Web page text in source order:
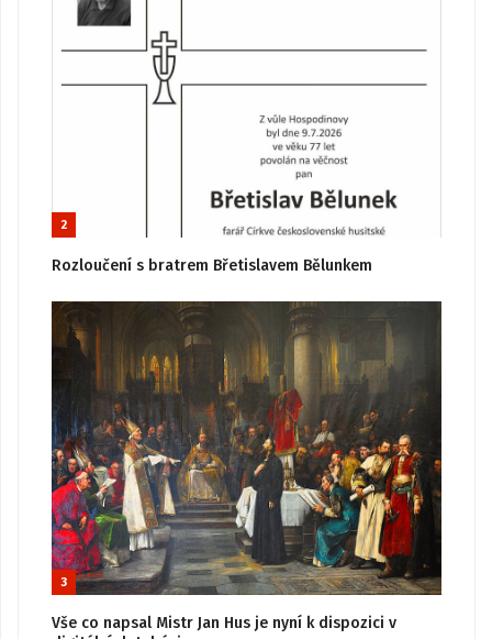
2
Rozloučení s bratrem Břetislavem Bělunkem
3
Vše co napsal Mistr Jan Hus je nyní k dispozici v